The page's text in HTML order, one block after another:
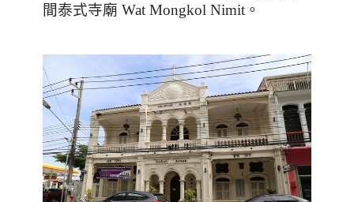
間泰式寺廟 Wat Mongkol Nimit 。